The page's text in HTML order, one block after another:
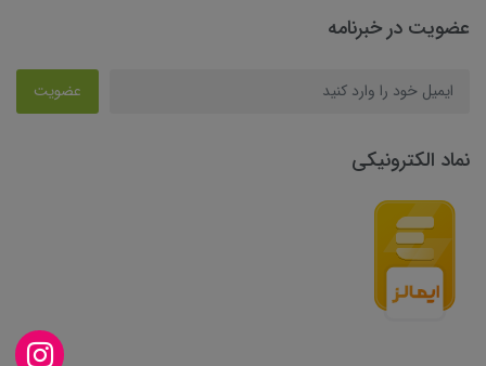
عضویت در خبرنامه
عضویت
نماد الکترونیکی